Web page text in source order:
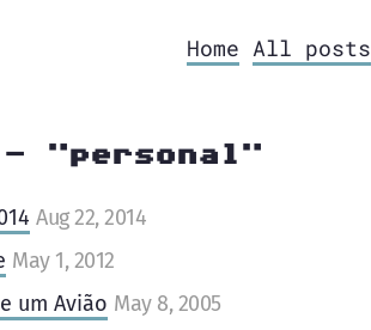
Home All posts
"personal"
Aug 22, 2014
May 1, 2012
um Avião May 8, 2005